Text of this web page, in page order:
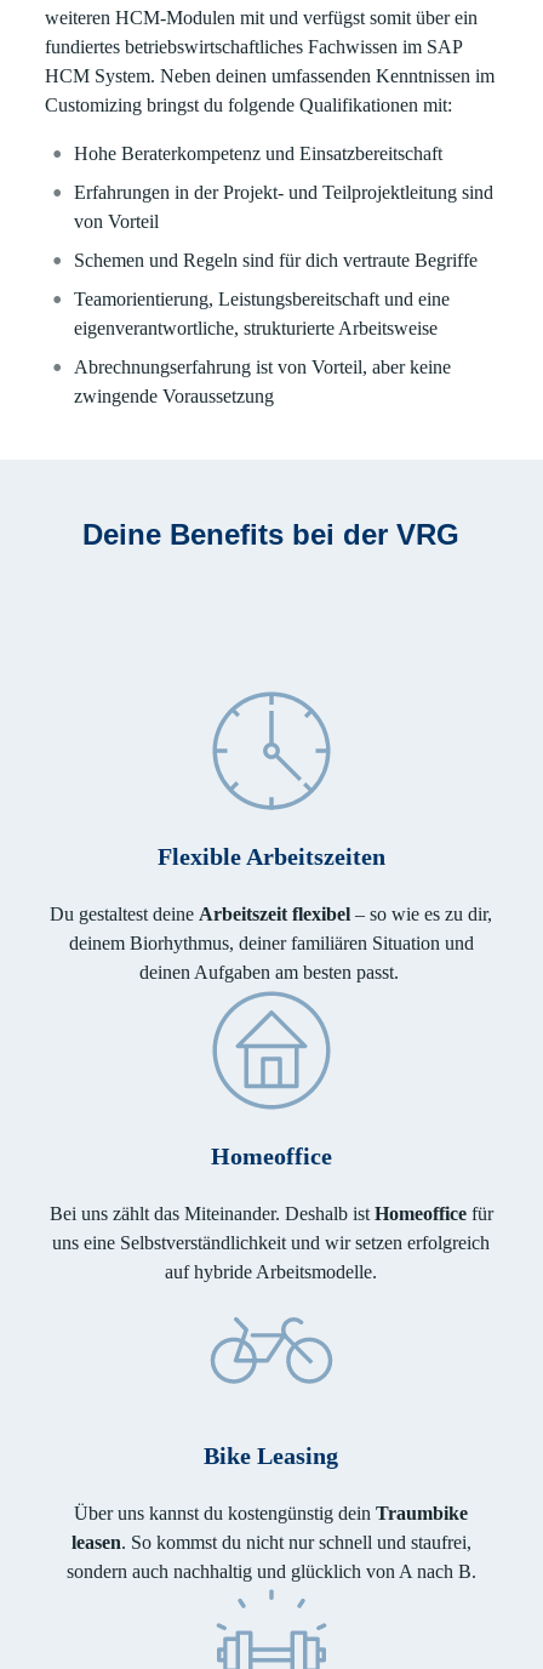
weiteren HCM-Modulen mit und verfügst somit über ein
fundiertes betriebswirtschaftliches Fachwissen im SAP
HCM System. Neben deinen umfassenden Kenntnissen im
Customizing bringst du folgende Qualifikationen mit:
Hohe Beraterkompetenz und Einsatzbereitschaft
Erfahrungen in der Projekt- und Teilprojektleitung sind
von Vorteil
Schemen und Regeln sind für dich vertraute Begriffe
Teamorientierung, Leistungsbereitschaft und eine
eigenverantwortliche, strukturierte Arbeitsweise
Abrechnungserfahrung ist von Vorteil, aber keine
zwingende Voraussetzung
Deine Benefits bei der VRG
Flexible Arbeitszeiten
Du gestaltest deine Arbeitszeit flexibel – so wie es zu dir,
deinem Biorhythmus, deiner familiären Situation und
deinen Aufgaben am besten passt.
Homeoffice
Bei uns zählt das Miteinander. Deshalb ist Homeoffice für
uns eine Selbstverständlichkeit und wir setzen erfolgreich
auf hybride Arbeitsmodelle.
Bike Leasing
Über uns kannst du kostengünstig deinTraumbike
leasen. So kommst du nicht nur schnell und staufrei,
sondern auch nachhaltig und glücklich von A nach B.